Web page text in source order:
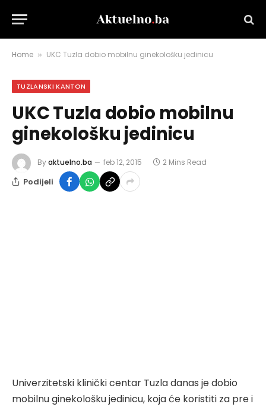
Home » UKC Tuzla dobio mobilnu ginekološku jedinicu
TUZLANSKI KANTON
UKC Tuzla dobio mobilnu
ginekološku jedinicu
Byaktuelno.ba feb 12, 2015 2 Mins Read
Podijeli
Univerzitetski klinički centar Tuzla danas je dobio
mobilnu ginekološku jedinicu, koja će koristiti za pre i